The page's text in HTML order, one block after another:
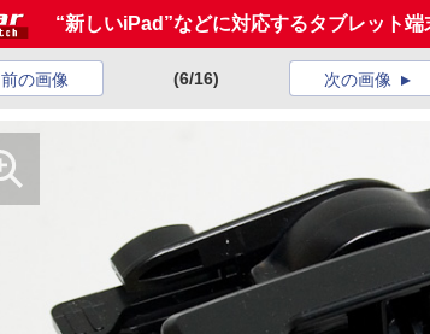
“新しいiPad”などに対応するタブレット
前の画像 (6/16) 次の画像